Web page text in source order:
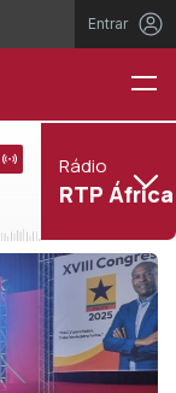
Entrar
Rádio
RTP África